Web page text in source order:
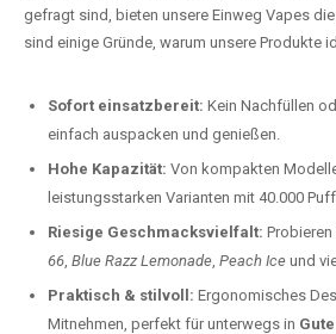
gefragt sind, bieten unsere Einweg Vapes
sind einige Gründe, warum unsere Produkte
Sofort einsatzbereit: Kein Nachfüllen
einfach auspacken und genießen.
Hohe Kapazität: Von kompakten
leistungsstarken Varianten mit 40.000
Riesige Geschmacksvielfalt:
66, Blue Razz Lemonade, Peach Ice und
Praktisch & stilvoll: Ergonomisches
Mitnehmen, perfekt für unterwegs in